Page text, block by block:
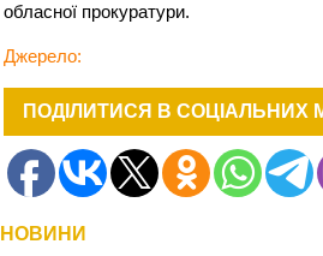
обласної прокуратури.
Джерело:
ПОДІЛИТИСЯ В СОЦІАЛЬНИХ
НОВИНИ